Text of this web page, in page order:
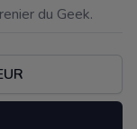
du Geek.